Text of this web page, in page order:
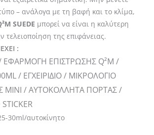
– ανάλογα με τη βαφή και το κλίμα,
SUEDE μπορεί να είναι η καλύτερη
τελειοποίηση της επιφάνειας.
:
/ ΕΦΑΡΜΟΓΗ ΕΠΙΣΤΡΩΣΗΣ Q²M /
/ ΕΓΧΕΙΡΙΔΙΟ / ΜΙΚΡΟΛΟΓΙΟ
MINI / ΑΥΤΟΚΟΛΛΗΤΑ ΠΟΡΤΑΣ /
30ml/αυτοκίνητο